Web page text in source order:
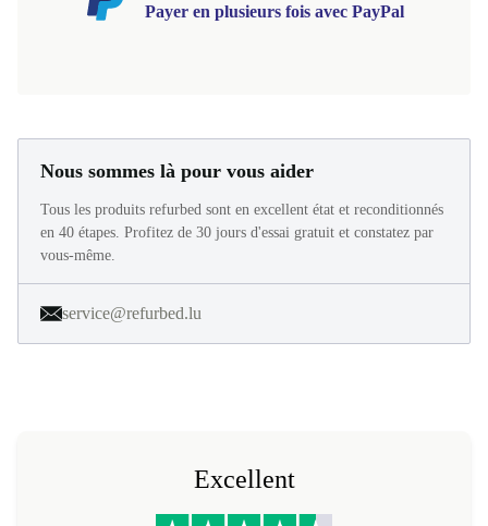
Payer en plusieurs fois avec PayPal
Nous sommes là pour vous aider
Tous les produits refurbed sont en excellent état et reconditionnés
en 40 étapes. Profitez de 30 jours d'essai gratuit et constatez par
vous-même.
service@refurbed.lu
Excellent